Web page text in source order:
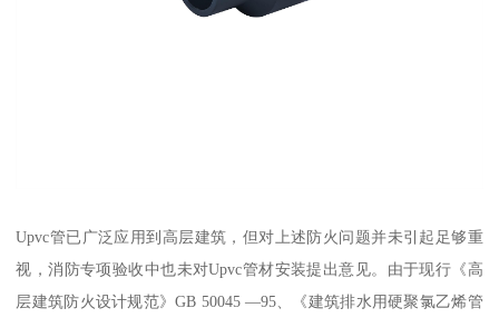
Upvc管已广泛应用到高层建筑，但对上述防火问题并未引起足够重
视，消防专项验收中也未对Upvc管材安装提出意见。由于现行《高
层建筑防火设计规范》GB 50045 —95、《建筑排水用硬聚氯乙烯管